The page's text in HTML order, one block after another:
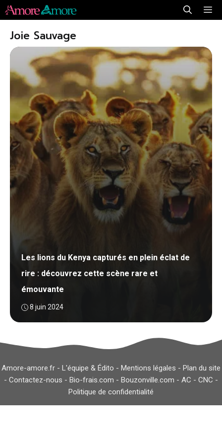
Aller
au
contenu
Joie Sauvage
Les lions du Kenya capturés en plein éclat de
rire : découvrez cette scène rare et
émouvante
8 juin 2024
Amore-amore.fr - L'équipe & Édito - Mentions légales - Plan du site
- Contactez-nous - Bio-frais.com - Bouzonville.com - AC - CNC -
Politique de confidentialité